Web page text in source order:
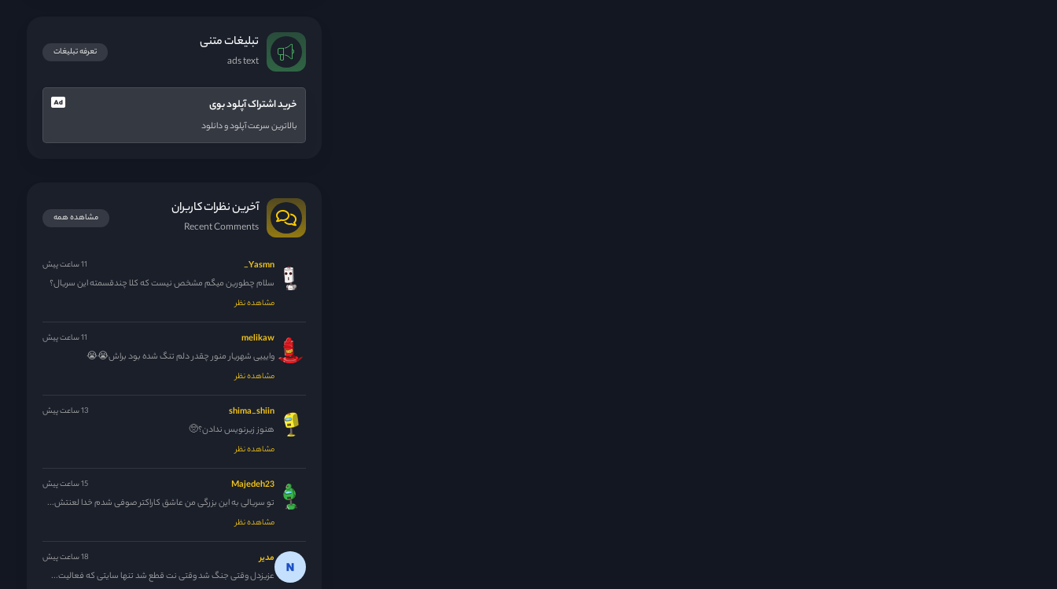
تبلیغات متنی
ads text
تعرفه تبلیغات
خرید اشتراک آپلود بوی
بالاترین سرعت آپلود و دانلود
آخرین نظرات کاربران
Recent Comments
مشاهده همه
Yasmn_ 11 ساعت پیش
سلام چطورین میگم مشخص نیست که کلا چندقسمته این سریال؟
مشاهده نظر
melikaw 11 ساعت پیش
وایییی شهریار منور چقدر دلم تنگ شده بود براش😭😭
مشاهده نظر
shima_shiin 13 ساعت پیش
هنوز زیرنویس ندادن؟🥺
مشاهده نظر
Majedeh23 15 ساعت پیش
تو سریالی به این بزرگی من عاشق کاراکتر صوفی شدم خدا لعنتش...
مشاهده نظر
مدیر 18 ساعت پیش
عزیزدل وقتی جنگ شد وقتی نت قطع شد تنها سایتی که فعالیت...